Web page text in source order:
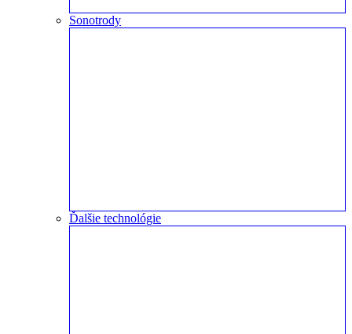
Sonotrody
Ďalšie technológie